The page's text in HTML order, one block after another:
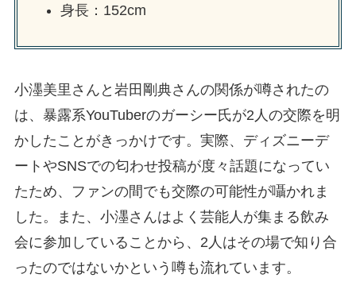
身長：152cm
小濹美里さんと岩田剛典さんの関係が噂されたの
は、暴露系YouTuberのガーシー氏が2人の交際を明
かしたことがきっかけです。実際、ディズニーデ
ートやSNSでの匂わせ投稿が度々話題になってい
たため、ファンの間でも交際の可能性が囁かれま
した。また、小濹さんはよく芸能人が集まる飲み
会に参加していることから、2人はその場で知り合
ったのではないかという噂も流れています。